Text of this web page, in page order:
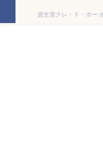
資生堂クレ・ド・ポー